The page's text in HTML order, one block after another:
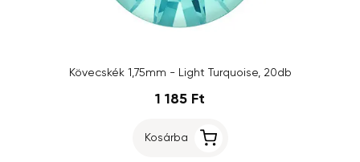
Kövecskék 1,75mm - Light Turquoise, 20db
1 185 Ft
Kosárba